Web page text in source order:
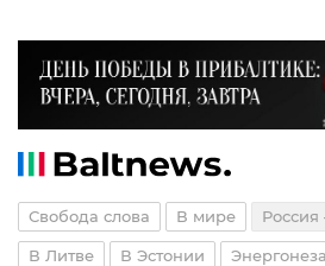
Свобода слова В мире Россия
В Литве В Эстонии